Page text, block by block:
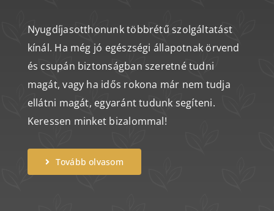
Nyugdíjasotthonunk többrétű szolgáltatást
kínál. Ha még jó egészségi állapotnak örvend
és csupán biztonságban szeretné tudni
magát, vagy ha idős rokona már nem tudja
ellátni magát, egyaránt tudunk segíteni.
Keressen minket bizalommal!
Tovább olvasom